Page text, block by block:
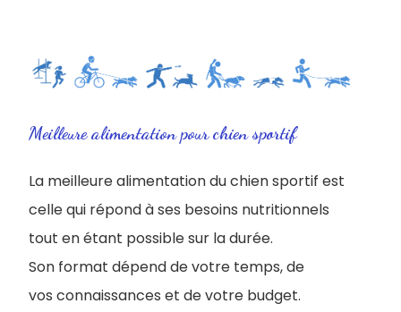
Meilleure alimentation pour chien sportif
La meilleure alimentation du chien sportif est
celle qui répond à ses besoins nutritionnels
tout en étant possible sur la durée.
Son format dépend de votre temps, de
vos connaissances et de votre budget.